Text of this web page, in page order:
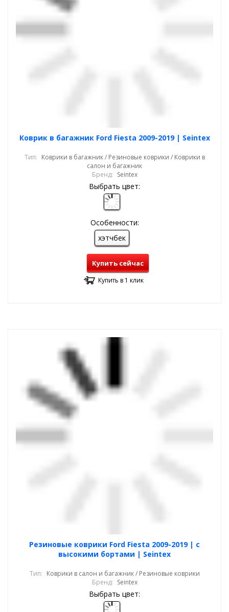
Коврик в багажник Ford Fiesta 2009-2019 | Seintex
Тип: Коврики в багажник / Резиновые коврики / Коврики в
салон и багажник
Бренд: Seintex
Выбрать цвет:
Особенности:
хэтчбек
Купить сейчас
Купить в 1 клик
Резиновые коврики Ford Fiesta 2009-2019 | с
высокими бортами | Seintex
Тип: Коврики в салон и багажник / Резиновые коврики
Бренд: Seintex
Выбрать цвет: